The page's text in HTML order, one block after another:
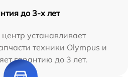
до 3-х лет
устанавливает
техники Olympus и
гарантию до 3 лет.